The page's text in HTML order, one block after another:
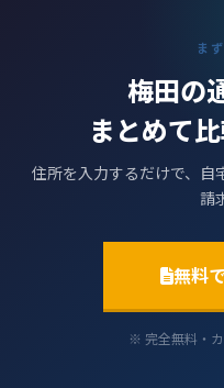
ま
梅田の
まとめて
住所を入力するだけで、自
請
無料
※ 完全無料・